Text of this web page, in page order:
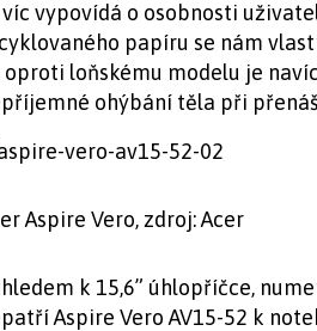
vypovídá o osobnosti
papíru se nám
oproti loňskému modelu je
ohýbání těla při
Aspire Vero, zdroj: Acer
k 15,6” úhlopříčce,
Aspire Vero AV15-52 k